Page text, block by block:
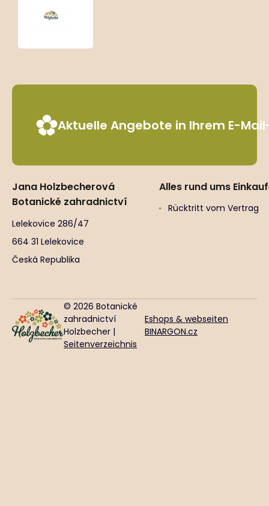
Aktuelle Angebote in Ihrem E-
Jana Holzbecherová
Botanické zahradnictví
Lelekovice 286/47
664 31 Lelekovice
Česká Republika
Alles rund ums
Rücktritt vom Vertrag
© 2026 Botanické
zahradnictví
Holzbecher |
Seitenverzeichnis
Eshops & webseiten
BINARGON.cz